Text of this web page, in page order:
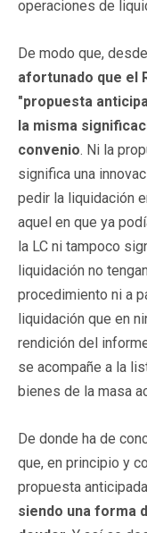
operaciones de
De modo que,
afortunado que el
"propuesta
la misma
convenio. Ni la
significa una
pedir la liquidación
aquel en que ya
la LC ni tampoco
liquidación no
procedimiento ni a
liquidación que en
rendición del
se acompañe a la
bienes de la masa
De donde ha de
que, en principio y
propuesta
siendo una forma